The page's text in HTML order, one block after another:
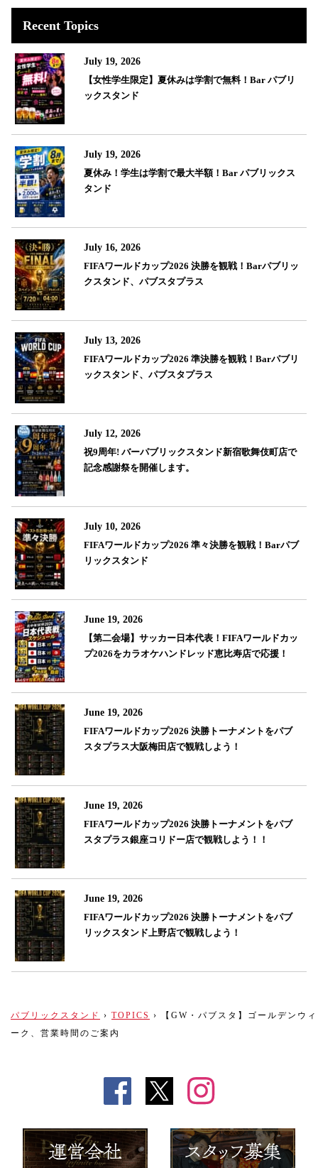
Recent Topics
July 19, 2026
【女性学生限定】夏休みは学割で無料！Bar パブリ
ックスタンド
July 19, 2026
夏休み！学生は学割で最大半額！Bar パブリックス
タンド
July 16, 2026
FIFAワールドカップ2026 決勝を観戦！Barパブリッ
クスタンド、パブスタプラス
July 13, 2026
FIFAワールドカップ2026 準決勝を観戦！Barパブリ
ックスタンド、パブスタプラス
July 12, 2026
祝9周年! バーパブリックスタンド新宿歌舞伎町店で
記念感謝祭を開催します。
July 10, 2026
FIFAワールドカップ2026 準々決勝を観戦！Barパブ
リックスタンド
June 19, 2026
【第二会場】サッカー日本代表！FIFAワールドカッ
プ2026をカラオケハンドレッド恵比寿店で応援！
June 19, 2026
FIFAワールドカップ2026 決勝トーナメントをパブ
スタプラス大阪梅田店で観戦しよう！
June 19, 2026
FIFAワールドカップ2026 決勝トーナメントをパブ
スタプラス銀座コリドー店で観戦しよう！！
June 19, 2026
FIFAワールドカップ2026 決勝トーナメントをパブ
リックスタンド上野店で観戦しよう！
パブリックスタンド › TOPICS ›
【GW・パブスタ】ゴールデンウィ
ーク、営業時間のご案内